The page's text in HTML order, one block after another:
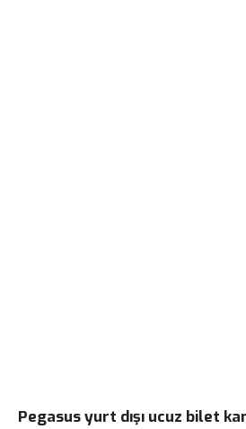
Pegasus yurt dışı ucuz bilet